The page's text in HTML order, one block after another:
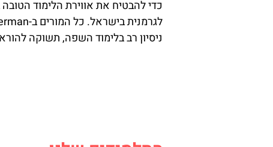
כדי להבטיח את אווירת הלימוד
ניסיון רב בלימודהשפה, תשוקה